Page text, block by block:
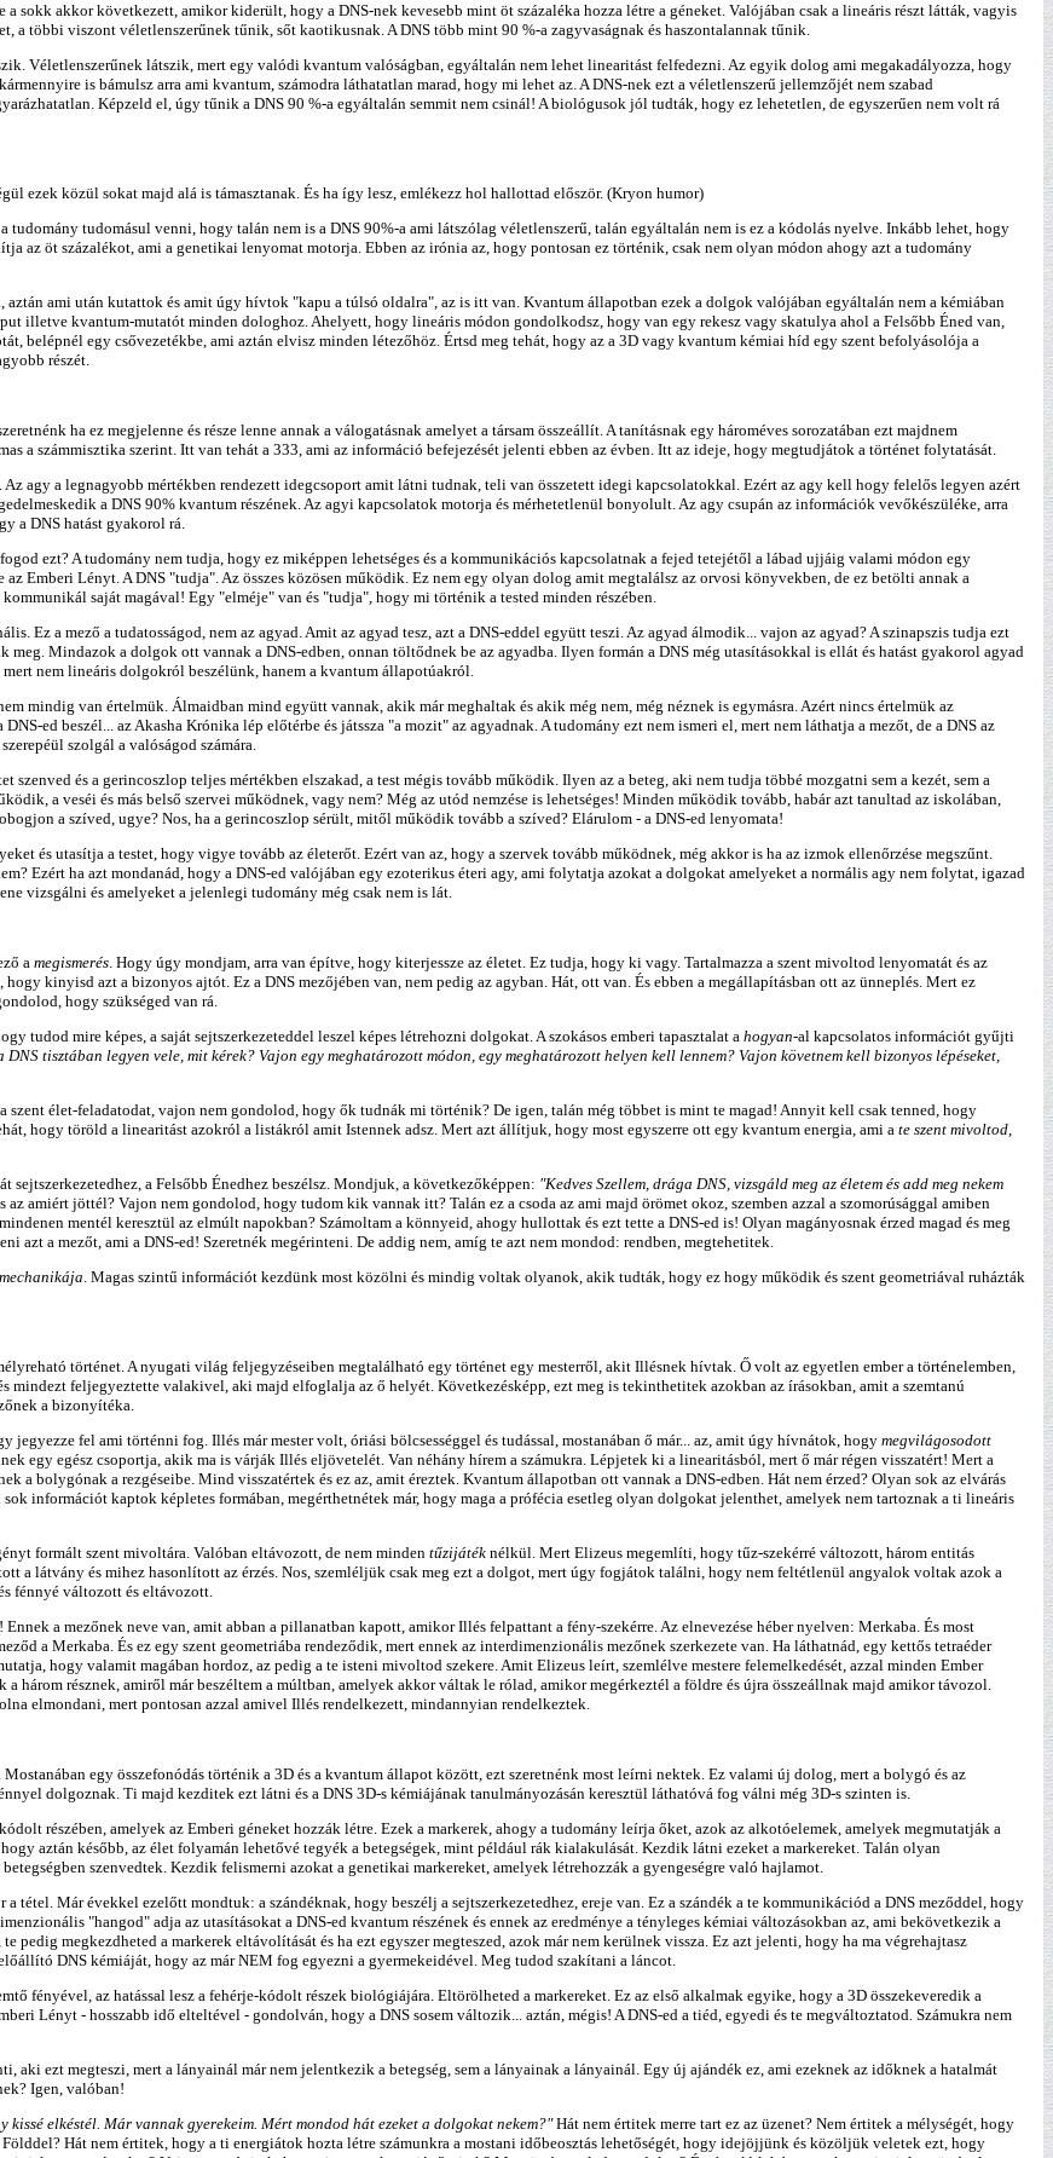
a sokk akkor következett, amikor kiderült, hogy a DNS-nek kevesebb mint öt százaléka hozza létre a géneket. Valójában csak a lineáris részt látták, vagyis
a többi viszont véletlenszerűnek tűnik, sőt kaotikusnak. A DNS több mint 90 %-a zagyvaságnak és haszontalannak tűnik.
Véletlenszerűnek látszik, mert egy valódi kvantum valóságban, egyáltalán nem lehet linearitást felfedezni. Az egyik dolog ami megakadályozza, hogy
is bámulsz arra ami kvantum, számodra láthatatlan marad, hogy mi lehet az. A DNS-nek ezt a véletlenszerű jellemzőjét nem szabad
Képzeld el, úgy tűnik a DNS 90 %-a egyáltalán semmit nem csinál! A biológusok jól tudták, hogy ez lehetetlen, de egyszerűen nem volt rá
közül sokat majd alá is támasztanak. És ha így lesz, emlékezz hol hallottad először. (Kryon humor)
tudomásul venni, hogy talán nem is a DNS 90%-a ami látszólag véletlenszerű, talán egyáltalán nem is ez a kódolás nyelve. Inkább lehet, hogy
az öt százalékot, ami a genetikai lenyomat motorja. Ebben az irónia az, hogy pontosan ez történik, csak nem olyan módon ahogy azt a tudomány
aztán ami után kutattok és amit úgy hívtok "kapu a túlsó oldalra", az is itt van. Kvantum állapotban ezek a dolgok valójában egyáltalán nem a kémiában
illetve kvantum-mutatót minden dologhoz. Ahelyett, hogy lineáris módon gondolkodsz, hogy van egy rekesz vagy skatulya ahol a Felsőbb Éned van,
belépnél egy csővezetékbe, ami aztán elvisz minden létezőhöz. Értsd meg tehát, hogy az a 3D vagy kvantum kémiai híd egy szent befolyásolója a
részét.
ha ez megjelenne és része lenne annak a válogatásnak amelyet a társam összeállít. A tanításnak egy hároméves sorozatában ezt majdnem
a számmisztika szerint. Itt van tehát a 333, ami az információ befejezését jelenti ebben az évben. Itt az ideje, hogy megtudjátok a történet folytatását.
agy a legnagyobb mértékben rendezett idegcsoport amit látni tudnak, teli van összetett idegi kapcsolatokkal. Ezért az agy kell hogy felelős legyen azért
a DNS 90% kvantum részének. Az agyi kapcsolatok motorja és mérhetetlenül bonyolult. Az agy csupán az információk vevőkészüléke, arra
a DNS hatást gyakorol rá.
ezt? A tudomány nem tudja, hogy ez miképpen lehetséges és a kommunikációs kapcsolatnak a fejed tetejétől a lábad ujjáig valami módon egy
az Emberi Lényt. A DNS "tudja". Az összes közösen működik. Ez nem egy olyan dolog amit megtalálsz az orvosi könyvekben, de ez betölti annak a
saját magával! Egy "elméje" van és "tudja", hogy mi történik a tested minden részében.
Ez a mező a tudatosságod, nem az agyad. Amit az agyad tesz, azt a DNS-eddel együtt teszi. Az agyad álmodik... vajon az agyad? A szinapszis tudja ezt
Mindazok a dolgok ott vannak a DNS-edben, onnan töltődnek be az agyadba. Ilyen formán a DNS még utasításokkal is ellát és hatást gyakorol agyad
nem lineáris dolgokról beszélünk, hanem a kvantum állapotúakról.
mindig van értelmük. Álmaidban mind együtt vannak, akik már meghaltak és akik még nem, még néznek is egymásra. Azért nincs értelmük az
ed beszél... az Akasha Krónika lép előtérbe és játssza "a mozit" az agyadnak. A tudomány ezt nem ismeri el, mert nem láthatja a mezőt, de a DNS az
szolgál a valóságod számára.
szenved és a gerincoszlop teljes mértékben elszakad, a test mégis tovább működik. Ilyen az a beteg, aki nem tudja többé mozgatni sem a kezét, sem a
a veséi és más belső szervei működnek, vagy nem? Még az utód nemzése is lehetséges! Minden működik tovább, habár azt tanultad az iskolában,
a szíved, ugye? Nos, ha a gerincoszlop sérült, mitől működik tovább a szíved? Elárulom - a DNS-ed lenyomata!
és utasítja a testet, hogy vigye tovább az életerőt. Ezért van az, hogy a szervek tovább működnek, még akkor is ha az izmok ellenőrzése megszűnt.
Ezért ha azt mondanád, hogy a DNS-ed valójában egy ezoterikus éteri agy, ami folytatja azokat a dolgokat amelyeket a normális agy nem folytat, igazad
vizsgálni és amelyeket a jelenlegi tudomány még csak nem is lát.
a megismerés. Hogy úgy mondjam, arra van építve, hogy kiterjessze az életet. Ez tudja, hogy ki vagy. Tartalmazza a szent mivoltod lenyomatát és az
hogy kinyisd azt a bizonyos ajtót. Ez a DNS mezőjében van, nem pedig az agyban. Hát, ott van. És ebben a megállapításban ott az ünneplés. Mert ez
hogy szükséged van rá.
tudod mire képes, a saját sejtszerkezeteddel leszel képes létrehozni dolgokat. A szokásos emberi tapasztalat a hogyan-al kapcsolatos információt gyűjti
tisztában legyen vele, mit kérek? Vajon egy meghatározott módon, egy meghatározott helyen kell lennem? Vajon követnem kell bizonyos lépéseket,
szent élet-feladatodat, vajon nem gondolod, hogy ők tudnák mi történik? De igen, talán még többet is mint te magad! Annyit kell csak tenned, hogy
hogy töröld a linearitást azokról a listákról amit Istennek adsz. Mert azt állítjuk, hogy most egyszerre ott egy kvantum energia, ami a te szent mivoltod,
a Felsőbb Énedhez beszélsz. Mondjuk, a következőképpen: "Kedves Szellem, drága DNS, vizsgáld meg az életem és add meg nekem
az amiért jöttél? Vajon nem gondolod, hogy tudom kik vannak itt? Talán ez a csoda az ami majd örömet okoz, szemben azzal a szomorúsággal amiben
mentél keresztül az elmúlt napokban? Számoltam a könnyeid, ahogy hullottak és ezt tette a DNS-ed is! Olyan magányosnak érzed magad és meg
azt a mezőt, ami a DNS-ed! Szeretnék megérinteni. De addig nem, amíg te azt nem mondod: rendben, megtehetitek.
. Magas szintű információt kezdünk most közölni és mindig voltak olyanok, akik tudták, hogy ez hogy működik és szent geometriával ruházták
történet. A nyugati világ feljegyzéseiben megtalálható egy történet egy mesterről, akit Illésnek hívtak. Ő volt az egyetlen ember a történelemben,
feljegyeztette valakivel, aki majd elfoglalja az ő helyét. Következésképp, ezt meg is tekinthetitek azokban az írásokban, amit a szemtanú
a bizonyítéka.
fel ami történni fog. Illés már mester volt, óriási bölcsességgel és tudással, mostanában ő már... az, amit úgy hívnátok, hogy megvilágosodott
egy egész csoportja, akik ma is várják Illés eljövetelét. Van néhány hírem a számukra. Lépjetek ki a linearitásból, mert ő már régen visszatért! Mert a
a bolygónak a rezgéseibe. Mind visszatértek és ez az, amit éreztek. Kvantum állapotban ott vannak a DNS-edben. Hát nem érzed? Olyan sok az elvárás
információt kaptok képletes formában, megérthetnétek már, hogy maga a prófécia esetleg olyan dolgokat jelenthet, amelyek nem tartoznak a ti lineáris
formált szent mivoltára. Valóban eltávozott, de nem minden tűzijáték nélkül. Mert Elizeus megemlíti, hogy tűz-szekérré változott, három entitás
a látvány és mihez hasonlított az érzés. Nos, szemléljük csak meg ezt a dolgot, mert úgy fogjátok találni, hogy nem feltétlenül angyalok voltak azok a
fénnyé változott és eltávozott.
a mezőnek neve van, amit abban a pillanatban kapott, amikor Illés felpattant a fény-szekérre. Az elnevezése héber nyelven: Merkaba. És most
a Merkaba. És ez egy szent geometriába rendeződik, mert ennek az interdimenzionális mezőnek szerkezete van. Ha láthatnád, egy kettős tetraéder
hogy valamit magában hordoz, az pedig a te isteni mivoltod szekere. Amit Elizeus leírt, szemlélve mestere felemelkedését, azzal minden Ember
a három résznek, amiről már beszéltem a múltban, amelyek akkor váltak le rólad, amikor megérkeztél a földre és újra összeállnak majd amikor távozol.
elmondani, mert pontosan azzal amivel Illés rendelkezett, mindannyian rendelkeztek.
egy összefonódás történik a 3D és a kvantum állapot között, ezt szeretnénk most leírni nektek. Ez valami új dolog, mert a bolygó és az
dolgoznak. Ti majd kezditek ezt látni és a DNS 3D-s kémiájának tanulmányozásán keresztül láthatóvá fog válni még 3D-s szinten is.
részében, amelyek az Emberi géneket hozzák létre. Ezek a markerek, ahogy a tudomány leírja őket, azok az alkotóelemek, amelyek megmutatják a
aztán később, az élet folyamán lehetővé tegyék a betegségek, mint például rák kialakulását. Kezdik látni ezeket a markereket. Talán olyan
szenvedtek. Kezdik felismerni azokat a genetikai markereket, amelyek létrehozzák a gyengeségre való hajlamot.
tétel. Már évekkel ezelőtt mondtuk: a szándéknak, hogy beszélj a sejtszerkezetedhez, ereje van. Ez a szándék a te kommunikációd a DNS meződdel, hogy
"hangod" adja az utasításokat a DNS-ed kvantum részének és ennek az eredménye a tényleges kémiai változásokban az, ami bekövetkezik a
megkezdheted a markerek eltávolítását és ha ezt egyszer megteszed, azok már nem kerülnek vissza. Ez azt jelenti, hogy ha ma végrehajtasz
DNS kémiáját, hogy az már NEM fog egyezni a gyermekeidével. Meg tudod szakítani a láncot.
fényével, az hatással lesz a fehérje-kódolt részek biológiájára. Eltörölheted a markereket. Ez az első alkalmak egyike, hogy a 3D összekeveredik a
Lényt - hosszabb idő elteltével - gondolván, hogy a DNS sosem változik... aztán, mégis! A DNS-ed a tiéd, egyedi és te megváltoztatod. Számukra nem
aki ezt megteszi, mert a lányainál már nem jelentkezik a betegség, sem a lányainak a lányainál. Egy új ajándék ez, ami ezeknek az időknek a hatalmát
Igen, valóban!
kissé elkéstél. Már vannak gyerekeim. Mért mondod hát ezeket a dolgokat nekem?"Hát nem értitek merre tart ez az üzenet? Nem értitek a mélységét, hogy
Hát nem értitek, hogy a ti energiátok hozta létre számunkra a mostani időbeosztás lehetőségét, hogy idejöjjünk és közöljük veletek ezt, hogy